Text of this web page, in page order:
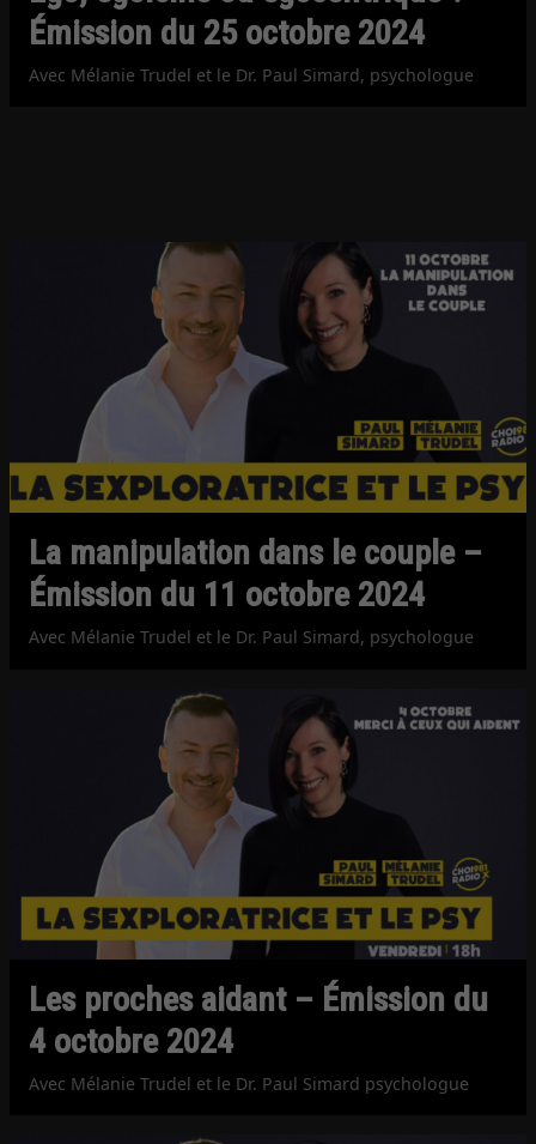
Émission du 25 octobre 2024
Avec Mélanie Trudel et le Dr. Paul Simard, psychologue
La manipulation dans le couple –
Émission du 11 octobre 2024
Avec Mélanie Trudel et le Dr. Paul Simard, psychologue
Les proches aidant – Émission du
4 octobre 2024
Avec Mélanie Trudel et le Dr. Paul Simard psychologue